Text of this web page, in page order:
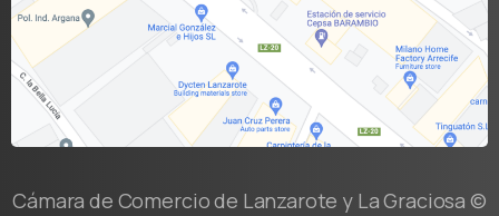
Cámara de Comercio de Lanzarote y La Graciosa ©